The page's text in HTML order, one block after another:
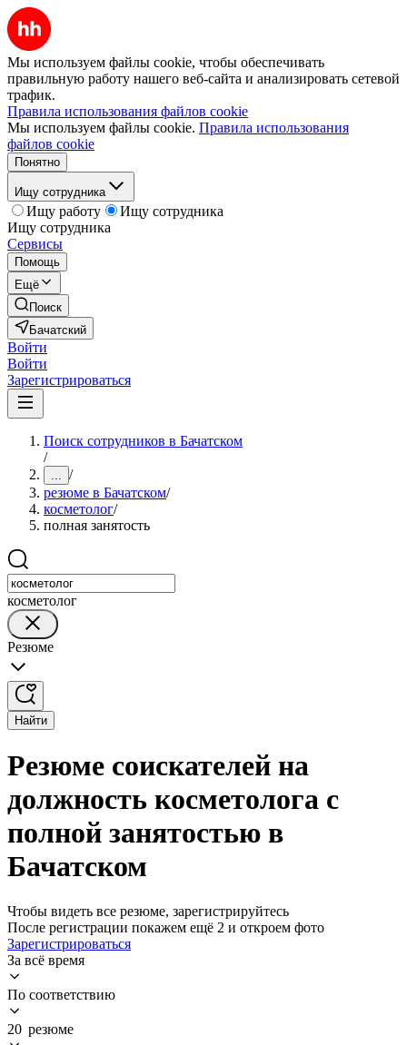
Мы используем файлы cookie, чтобы обеспечивать
правильную работу нашего веб-сайта и анализировать сетевой
трафик.
Правила использования файлов cookie
Мы используем файлы cookie. Правила использования
файлов cookie
Понятно
Ищу сотрудника
Ищу работу
Ищу сотрудника
Ищу сотрудника
Сервисы
Помощь
Ещё
Поиск
Бачатский
Войти
Войти
Зарегистрироваться
Поиск сотрудников в Бачатском
/
... /
резюме в Бачатском/
косметолог/
полная занятость
косметолог
Резюме
Найти
Резюме соискателей на
должность косметолога с
полной занятостью в
Бачатском
Чтобы видеть все резюме, зарегистрируйтесь
После регистрации покажем ещё 2 и откроем фото
Зарегистрироваться
За всё время
По соответствию
20 резюме